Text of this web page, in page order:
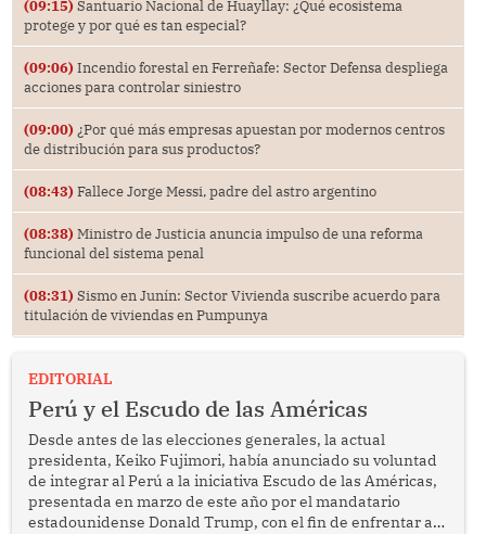
(09:15) Santuario Nacional de Huayllay: ¿Qué ecosistema
protege y por qué es tan especial?
(09:06) Incendio forestal en Ferreñafe: Sector Defensa despliega
acciones para controlar siniestro
(09:00) ¿Por qué más empresas apuestan por modernos centros
de distribución para sus productos?
(08:43) Fallece Jorge Messi, padre del astro argentino
(08:38) Ministro de Justicia anuncia impulso de una reforma
funcional del sistema penal
(08:31) Sismo en Junín: Sector Vivienda suscribe acuerdo para
titulación de viviendas en Pumpunya
EDITORIAL
Perú y el Escudo de las Américas
Desde antes de las elecciones generales, la actual
presidenta, Keiko Fujimori, había anunciado su voluntad
de integrar al Perú a la iniciativa Escudo de las Américas,
presentada en marzo de este año por el mandatario
estadounidense Donald Trump, con el fin de enfrentar al